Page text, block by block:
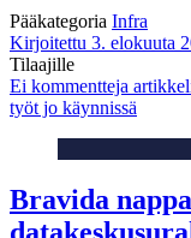
Pääkategoria Infra
Kirjoitettu 3. elokuuta
Tilaajille
Ei kommentteja
työt jo käynnissä
Bravida